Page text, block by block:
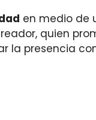
en medio de
quien
la presencia